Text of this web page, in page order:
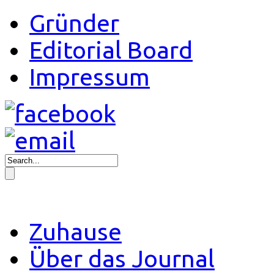
Gründer
Editorial Board
Impressum
Zuhause
Über das Journal